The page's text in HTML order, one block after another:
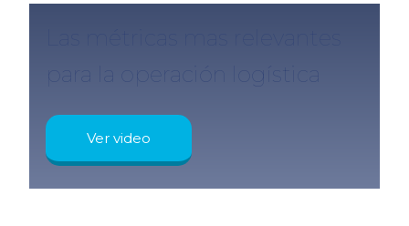
Las métricas mas relevantes
para la operación logística
Ver video